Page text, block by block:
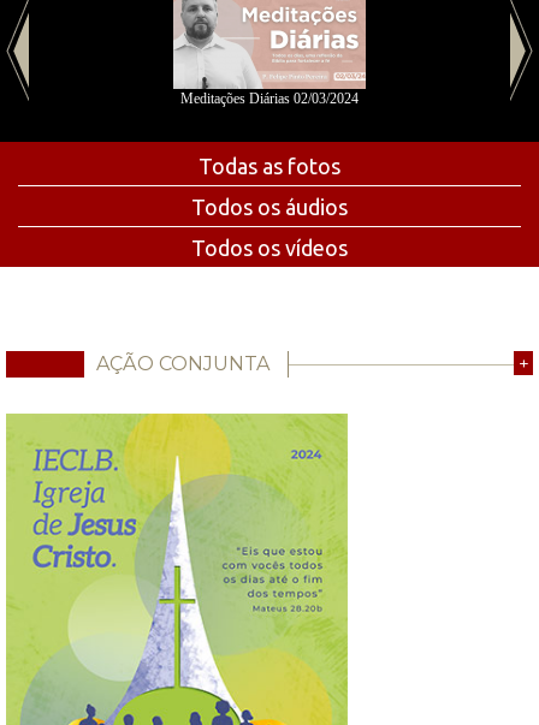
Meditações Diárias 02/03/2024
Todas as fotos
Todos os áudios
Todos os vídeos
AÇÃO CONJUNTA +